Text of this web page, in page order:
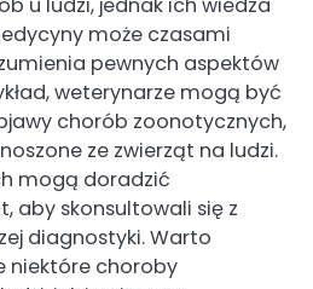
może czasami
pewnych aspektów
weterynarze mogą być
chorób zoonotycznych,
ze zwierząt na ludzi.
mogą doradzić
aby skonsultowali się z
diagnostyki. Warto
niektóre choroby